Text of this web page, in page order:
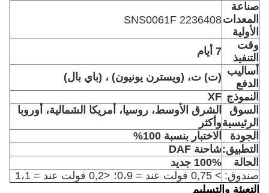
صناعة
المعدات
الأولية
SNS0061F 2236408
وقت
التنفيذ
7 أيام
أساليب
الدفع
(ت) ت، (ويسترن يونيون) ، (باي بال)
النموذج XF
السوق
الرئيسية
الشرق الأوسط، روسيا، أمريكا الشمالية، أوروبا
وأكثر
الجودة
الاختبار بنسبة 100%
التطبيق:شاحنة DAF
الحالة
100% جديد
صندوق: > 0,75 فولت عند = 0،9؛ <0,2 فولت عند = 1،1
التعبئة والتسليم